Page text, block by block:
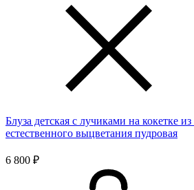
Блуза детская с лучиками на кокетке
естественного выцветания пудровая
6 800 ₽